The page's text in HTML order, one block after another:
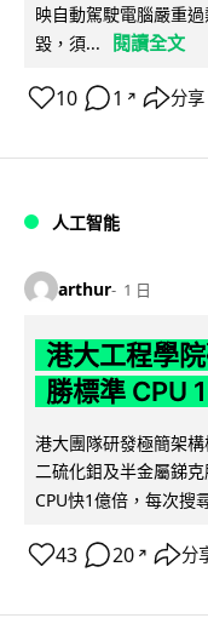
映自動駕駛電腦嚴重
毀，須...
閱讀全文
10 1 ↗ 分享
人工智能
arthur 1 日
港大工程學
勝標準 CPU
港大團隊研發極簡架
二硫化鉬及半金屬銻
CPU快1億倍，每次搜
43 20 ↗ 分